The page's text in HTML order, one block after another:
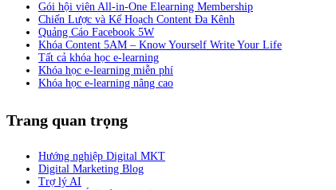
Gói hội viên All-in-One Elearning Membership
Chiến Lược và Kế Hoạch Content Đa Kênh
Quảng Cáo Facebook 5W
Khóa Content 5AM – Know Yourself Write Your Life
Tất cả khóa học e-learning
Khóa học e-learning miễn phí
Khóa học e-learning nâng cao
Trang quan trọng
Hướng nghiệp Digital MKT
Digital Marketing Blog
Trợ lý AI